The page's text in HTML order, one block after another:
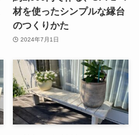
材を使ったシンプルな縁台
のつくりかた
2024年7月1日